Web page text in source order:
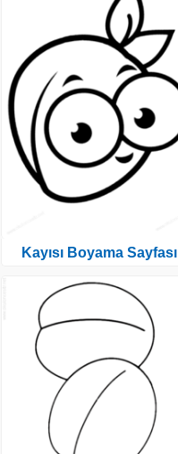
Kayısı Boyama Sayfası